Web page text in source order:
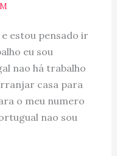
estou pensado ir
eu sou
nao há trabalho
casa para
o meu numero
nao sou